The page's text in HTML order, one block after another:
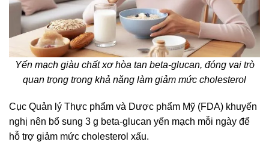
Yến mạch giàu chất xơ hòa tan beta-glucan, đóng vai trò
quan trọng trong khả năng làm giảm mức cholesterol
Cục Quản lý Thực phẩm và Dược phẩm Mỹ (FDA) khuyến
nghị nên bổ sung 3 g beta-glucan yến mạch mỗi ngày để
hỗ trợ giảm mức cholesterol xấu.